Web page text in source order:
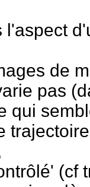
l'aspect
de
pas
qui
(cf